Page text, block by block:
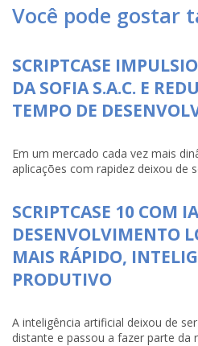
Você pode gostar
SCRIPTCASE
DA SOFIA S.A.C. E
TEMPO DE
Em um mercado cada vez mais
aplicações com rapidez deixou de
SCRIPTCASE 10 COM
DESENVOLVIMENTO
MAIS RÁPIDO,
PRODUTIVO
A inteligência artificial deixou de
distante e passou a fazer parte da